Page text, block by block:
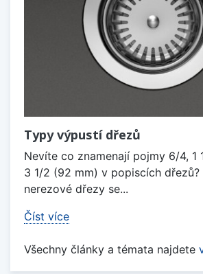
Typy výpustí dřezů
Nevíte co znamenají pojmy 6/4, 1
3 1/2 (92 mm) v popiscích dřezů?
nerezové dřezy se...
Číst více
Všechny články a témata najdete